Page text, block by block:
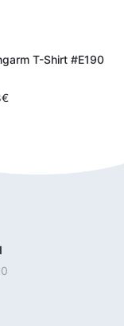
T-Shirt #E190
€